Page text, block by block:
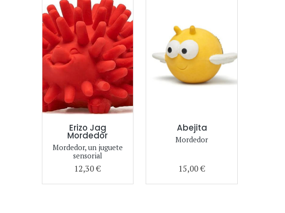
Erizo Jag
Mordedor
Mordedor, un juguete
sensorial
12,30 €
Abejita
Mordedor
15,00 €